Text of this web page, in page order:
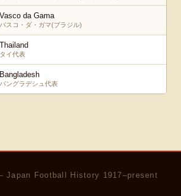
Vasco da Gama
バスコ・ダ・ガマ(ブラジル)
Thailand
タイ代表
Bangladesh
バングラデシュ代表
Japan Football History 1917–present